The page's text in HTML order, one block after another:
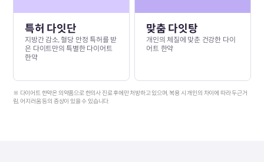
특허 다잇단
지방간 감소, 혈당 안정 특허를 받
은 다이트만의 특별한 다이어트
한약
맞춤 다잇탕
개인의 체질에 맞춘 건강한 다이
어트 한약
※ 다이어트 한약은 의약품으로 한의사 진료 후에만 처방하고 있으며, 복용 시 개인의 차이에 따라 두근거
림, 어지러움 등의 증상이 있을 수 있습니다.